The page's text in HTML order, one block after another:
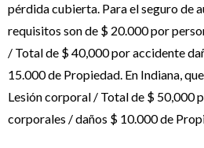
pérdida cubierta. Para el seguro de
requisitos son de $ 20.000 por
/ Total de $ 40,000 por accidente
15.000 de Propiedad. En Indiana,
Lesión corporal / Total de $ 50,000
corporales / daños $ 10.000 de